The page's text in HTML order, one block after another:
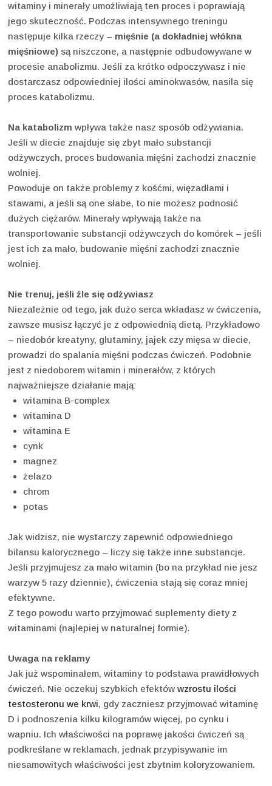
witaminy i minerały umożliwiają ten proces i poprawiają
jego skuteczność. Podczas intensywnego treningu
następuje kilka rzeczy – mięśnie (a dokładniej włókna
mięśniowe) są niszczone, a następnie odbudowywane w
procesie anabolizmu. Jeśli za krótko odpoczywasz i nie
dostarczasz odpowiedniej ilości aminokwasów, nasila się
proces katabolizmu.
Na katabolizm wpływa także nasz sposób odżywiania.
Jeśli w diecie znajduje się zbyt mało substancji
odżywczych, proces budowania mięśni zachodzi znacznie
wolniej.
Powoduje on także problemy z kośćmi, więzadłami i
stawami, a jeśli są one słabe, to nie możesz podnosić
dużych ciężarów. Minerały wpływają także na
transportowanie substancji odżywczych do komórek – jeśli
jest ich za mało, budowanie mięśni zachodzi znacznie
wolniej.
Nie trenuj, jeśli źle się odżywiasz
Niezależnie od tego, jak dużo serca wkładasz w ćwiczenia,
zawsze musisz łączyć je z odpowiednią dietą. Przykładowo
– niedobór kreatyny, glutaminy, jajek czy mięsa w diecie,
prowadzi do spalania mięśni podczas ćwiczeń. Podobnie
jest z niedoborem witamin i minerałów, z których
najważniejsze działanie mają:
witamina B-complex
witamina D
witamina E
cynk
magnez
żelazo
chrom
potas
Jak widzisz, nie wystarczy zapewnić odpowiedniego
bilansu kalorycznego – liczy się także inne substancje.
Jeśli przyjmujesz za mało witamin (bo na przykład nie jesz
warzyw 5 razy dziennie), ćwiczenia stają się coraz mniej
efektywne.
Z tego powodu warto przyjmować suplementy diety z
witaminami (najlepiej w naturalnej formie).
Uwaga na reklamy
Jak już wspominałem, witaminy to podstawa prawidłowych
ćwiczeń. Nie oczekuj szybkich efektów wzrostu ilości
testosteronu we krwi, gdy zaczniesz przyjmować witaminę
D i podnoszenia kilku kilogramów więcej, po cynku i
wapniu. Ich właściwości na poprawę jakości ćwiczeń są
podkreślane w reklamach, jednak przypisywanie im
niesamowitych właściwości jest zbytnim koloryzowaniem.